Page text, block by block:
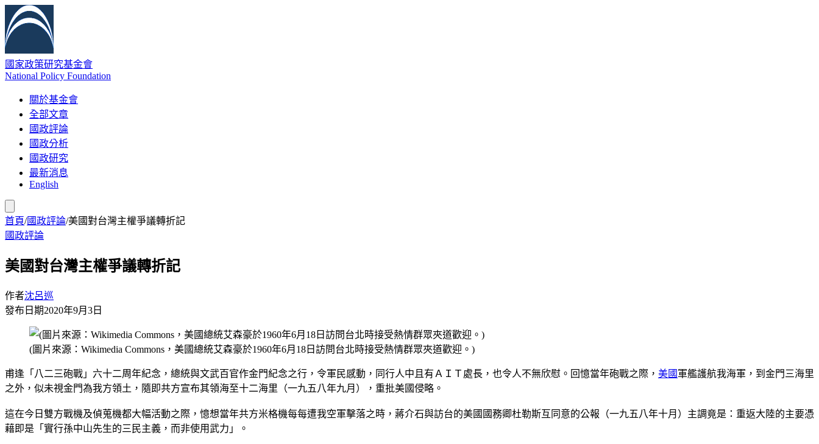
國家政策研究基金會
National Policy Foundation
關於基金會
全部文章
國政評論
國政分析
國政研究
最新消息
English
首頁/國政評論/美國對台灣主權爭議轉折記
國政評論
美國對台灣主權爭議轉折記
作者沈呂巡
發布日期2020年9月3日
(圖片來源：Wikimedia Commons，美國總統艾森豪於1960年6月18日訪問台北時接受熱情群眾夾道歡迎。)
甫逢「八二三砲戰」六十二周年紀念，總統與文武百官作金門紀念之行，令軍民感動，同行人中且有ＡＩＴ處長，也令人不無欣慰。回憶當年砲戰之際， 美國 軍艦護航我海軍，到金門三海里
之外，似未視金門為我方領土，隨即共方宣布其領海至十二海里（一九五八年九月），重批美國侵略。
這在今日雙方戰機及偵蒐機都大幅活動之際，憶想當年共方米格機每每遭我空軍擊落之時，蔣介石與訪台的美國國務卿杜勒斯互同意的公報（一九五八年十月）主調竟是：重返大陸的主要憑
藉即是「實行孫中山先生的三民主義，而非使用武力」。